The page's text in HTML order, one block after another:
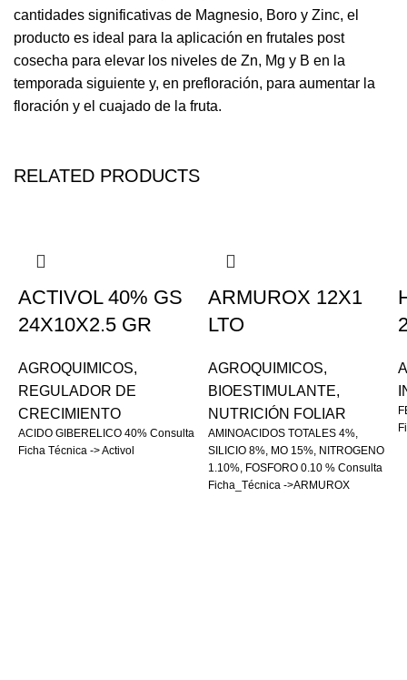
cantidades significativas de Magnesio, Boro y Zinc, el
producto es ideal para la aplicación en frutales post
cosecha para elevar los niveles de Zn, Mg y B en la
temporada siguiente y, en prefloración, para aumentar la
floración y el cuajado de la fruta.
RELATED PRODUCTS
ACTIVOL 40% GS
24X10X2.5 GR
AGROQUIMICOS,
REGULADOR DE
CRECIMIENTO
ACIDO GIBERELICO 40% Consulta
Ficha Técnica -> Activol
ARMUROX 12X1
LTO
AGROQUIMICOS,
BIOESTIMULANTE,
NUTRICIÓN FOLIAR
AMINOACIDOS TOTALES 4%,
SILICIO 8%, MO 15%, NITROGENO
1.10%, FOSFORO 0.10 % Consulta
Ficha_Técnica ->ARMUROX